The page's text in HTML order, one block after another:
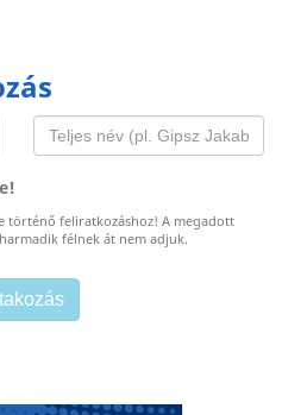
történő feliratkozáshoz! A megadott
félnek át nem adjuk.